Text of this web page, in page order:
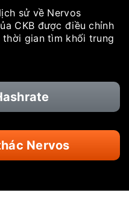
sử về Nervos
CKB được điều chỉnh
gian tìm khối trung
Nervos